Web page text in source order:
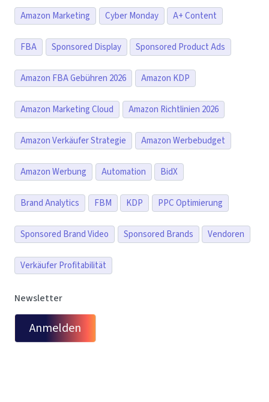
Amazon Marketing Cyber Monday A+ Content
FBA Sponsored Display Sponsored Product Ads
Amazon FBA Gebühren 2026 Amazon KDP
Amazon Marketing Cloud Amazon Richtlinien 2026
Amazon Verkäufer Strategie Amazon Werbebudget
Amazon Werbung Automation BidX
Brand Analytics FBM KDP PPC Optimierung
Sponsored Brand Video Sponsored Brands Vendoren
Verkäufer Profitabilität
Newsletter
Anmelden